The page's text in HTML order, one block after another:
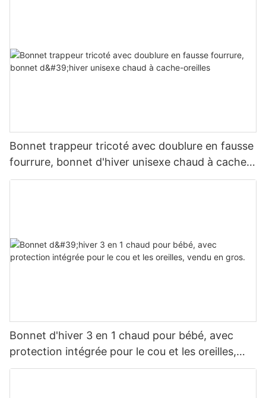
Bonnet trappeur tricoté avec doublure en fausse
fourrure, bonnet d'hiver unisexe chaud à cache-
oreilles
Bonnet d'hiver 3 en 1 chaud pour bébé, avec
protection intégrée pour le cou et les oreilles,
vendu en gros.